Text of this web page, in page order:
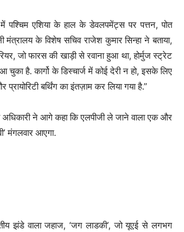
पश्चिम एशिया के हाल के डेवलपमेंट्स पर पत्तन, पोत
मंत्रालय के विशेष सचिव राजेश कुमार सिन्हा ने बताया,
जो फारस की खाड़ी से रवाना हुआ था, होर्मुज स्ट्रेट
है. कार्गो के डिस्चार्ज में कोई देरी न हो, इसके लिए
बर्थिंग का इंतज़ाम कर लिया गया है.”
अधिकारी ने आगे कहा कि एलपीजी ले जाने वाला एक और
मंगलवार आएगा.
झंडे वाला जहाज, ‘जग लाडकी’, जो यूएई से लगभग